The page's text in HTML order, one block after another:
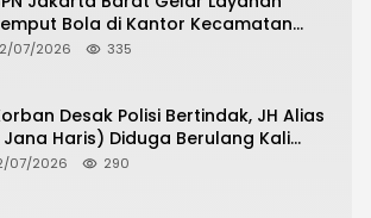
Bola di Kantor Kecamatan
Petamburan, Warga Antusias
07/2026 335
Desak Polisi Bertindak, JH Alias
Jana Haris) Diduga Berulang Kali
Modus Sewa Motor Tanpa
07/2026 290